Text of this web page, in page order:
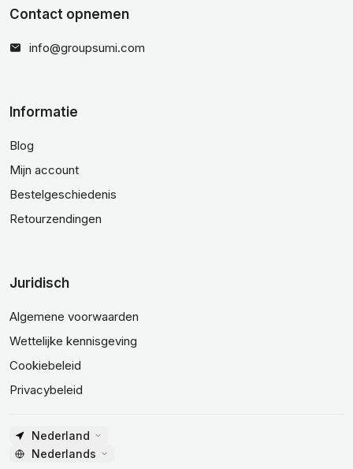
Contact opnemen
info@groupsumi.com
Informatie
Blog
Mijn account
Bestelgeschiedenis
Retourzendingen
Juridisch
Algemene voorwaarden
Wettelijke kennisgeving
Cookiebeleid
Privacybeleid
Nederland
Nederlands